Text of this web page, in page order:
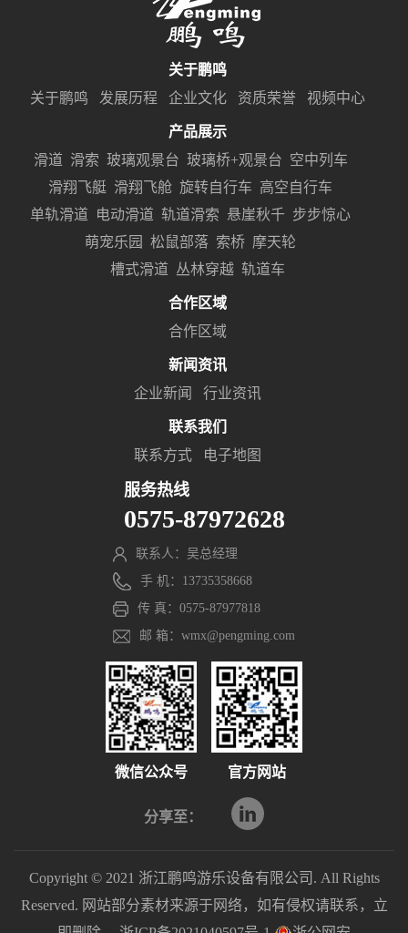
关于鹏鸣
关于鹏鸣
发展历程 企业文化 资质荣誉 视频中心
产品展示
滑道 滑索 玻璃观景台 玻璃桥+观景台 空中列车
滑翔飞艇 滑翔飞舱 旋转自行车 高空自行车
单轨滑道
电动滑道 轨道滑索 悬崖秋千 步步惊心
萌宠乐园
松鼠部落 索桥 摩天轮
槽式滑道 丛林穿越 轨道车
合作区域
合作区域
新闻资讯
企业新闻
行业资讯
联系我们
联系方式
电子地图
服务热线
0575-87972628
联系人：吴总经理
手 机：13735358668
传 真：0575-87977818
邮 箱：wmx@pengming.com
微信公众号 官方网站
分享至：
Copyright © 2021 浙江鹏鸣游乐设备有限公司. All Rights
Reserved. 网站部分素材来源于网络，如有侵权请联系，立